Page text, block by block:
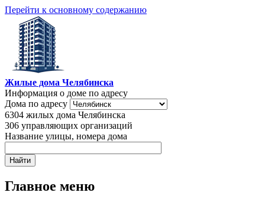
Перейти к основному содержанию
Жилые дома Челябинска
Информация о доме по адресу
Дома по адресу
6304 жилых дома Челябинска
306 управляющих организаций
Название улицы, номера дома
Главное меню